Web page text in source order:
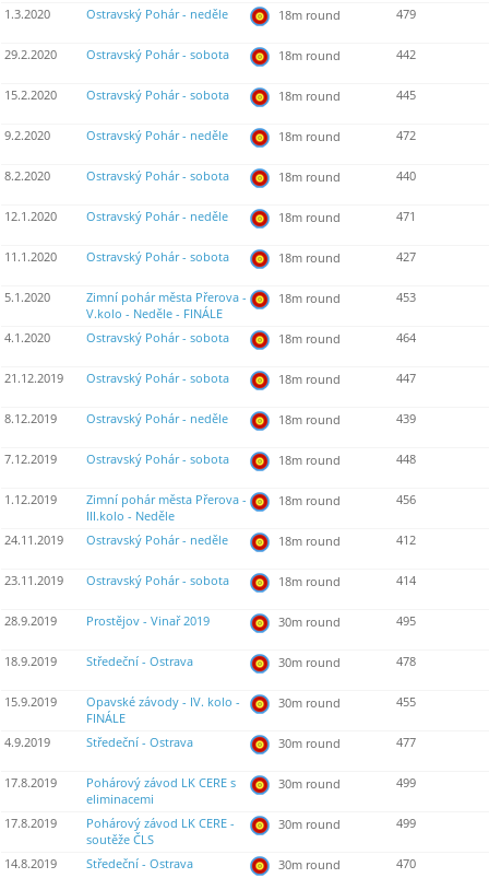
1.3.2020 Ostravský Pohár - neděle 18m round 479
29.2.2020 Ostravský Pohár - sobota 18m round 442
15.2.2020 Ostravský Pohár - sobota 18m round 445
9.2.2020 Ostravský Pohár - neděle 18m round 472
8.2.2020 Ostravský Pohár - sobota 18m round 440
12.1.2020 Ostravský Pohár - neděle 18m round 471
11.1.2020 Ostravský Pohár - sobota 18m round 427
5.1.2020
Zimní pohár města Přerova -
V.kolo - Neděle - FINÁLE
18m round 453
4.1.2020 Ostravský Pohár - sobota 18m round 464
21.12.2019 Ostravský Pohár - sobota 18m round 447
8.12.2019 Ostravský Pohár - neděle 18m round 439
7.12.2019 Ostravský Pohár - sobota 18m round 448
1.12.2019
Zimní pohár města Přerova -
III.kolo - Neděle
18m round 456
24.11.2019 Ostravský Pohár - neděle 18m round 412
23.11.2019 Ostravský Pohár - sobota 18m round 414
28.9.2019 Prostějov - Vinař 2019 30m round 495
18.9.2019 Středeční - Ostrava 30m round 478
15.9.2019
Opavské závody - IV. kolo -
FINÁLE
30m round 455
4.9.2019 Středeční - Ostrava 30m round 477
17.8.2019
Pohárový závod LK CERE s
eliminacemi
30m round 499
17.8.2019
Pohárový závod LK CERE -
soutěže ČLS
30m round 499
14.8.2019 Středeční - Ostrava 30m round 470